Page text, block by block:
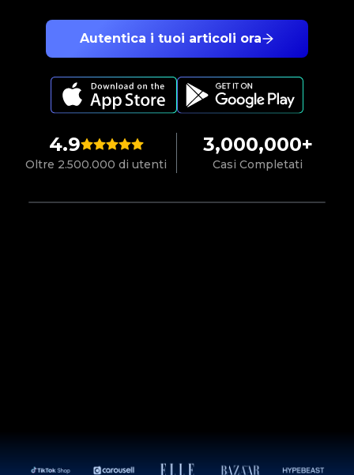
4.9
Oltre 2.500.000 di utenti
3,000,000+
Casi Completati
Autentica i tuoi articoli ora